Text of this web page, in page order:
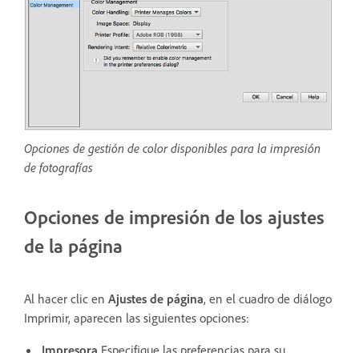
Opciones de gestión de color disponibles para la impresión
de fotografías
Opciones de impresión de los ajustes
de la página
Al hacer clic en Ajustes de página, en el cuadro de diálogo
Imprimir, aparecen las siguientes opciones:
Impresora Especifique las preferencias para su